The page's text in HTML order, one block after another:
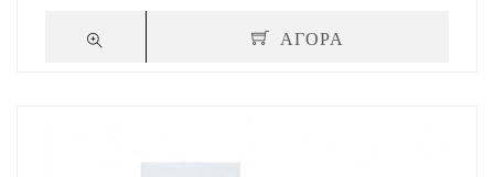
ΑΓΟΡΑ